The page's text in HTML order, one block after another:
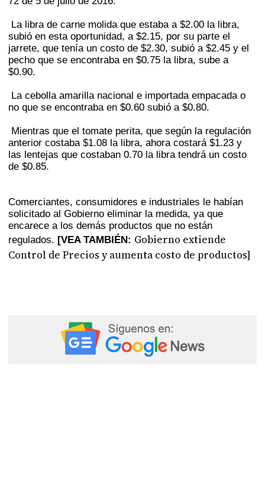
La libra de carne molida que estaba a $2.00 la libra,
subió en esta oportunidad, a $2.15, por su parte el
jarrete, que tenía un costo de $2.30, subió a $2.45 y el
pecho que se encontraba en $0.75 la libra, sube a
$0.90.
La cebolla amarilla nacional e importada empacada o
no que se encontraba en $0.60 subió a $0.80.
Mientras que el tomate perita, que según la regulación
anterior costaba $1.08 la libra, ahora costará $1.23 y
las lentejas que costaban 0.70 la libra tendrá un costo
de $0.85.
Comerciantes, consumidores e industriales le habían
solicitado al Gobierno eliminar la medida, ya que
encarece a los demás productos que no están
regulados. [VEA TAMBIÉN: Gobierno extiende
Control de Precios y aumenta costo de productos]